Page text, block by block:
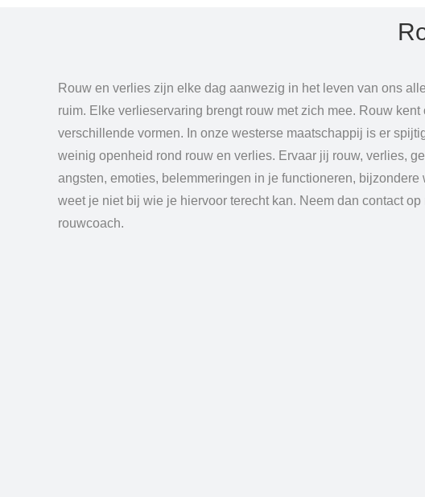
Rouw en verlies zijn elke dag aanwezig in het leven van ons
ruim. Elke verlieservaring brengt rouw met zich mee. Rouw kent
verschillende vormen. In onze westerse maatschappij is er
weinig openheid rond rouw en verlies. Ervaar jij rouw, verlies,
angsten, emoties, belemmeringen in je functioneren,
weet je niet bij wie je hiervoor terecht kan. Neem dan contact op
rouwcoach.